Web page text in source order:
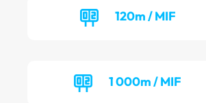
120m / MIF
1 000m / MIF